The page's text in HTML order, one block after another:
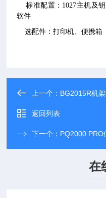
标准配置：1027主机及
软件
选配件：打印机、便携箱
上一个： BG2015R机
返回列表
下一个： PQ2000 PRO
在